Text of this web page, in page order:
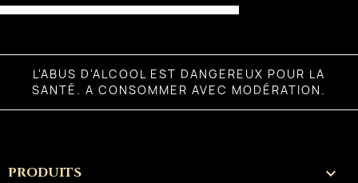
L'ABUS D'ALCOOL EST DANGEREUX POUR LA
SANTÉ. A CONSOMMER AVEC MODÉRATION.
PRODUITS 